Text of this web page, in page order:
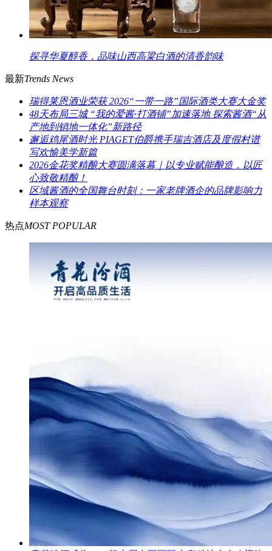
探寻华夏醇香，品味山西高粱白酒的清香韵味
最新Trends News
瑞得莱恩酒业荣获 2026“一带一路”国际酒类大赛大金奖
48天布局三城 “我的爱酱·打酒铺”加速落地 探索酱酒“从
产地到销地一体化”新路径
邂逅鸡尾酒时光 PIAGET伯爵携手瑞吉酒店及度假村谱
写欢愉美学新篇
2026金花奖精酿大赛圆满落幕｜以专业赋能酿造，以匠
心致敬精酿！
区域酱酒的全国舞台时刻：一家老牌酒企的品牌影响力
样本观察
热点MOST POPULAR